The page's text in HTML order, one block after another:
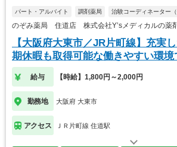
パート・アルバイト 調剤薬局 治験コーディネーター（
のぞみ薬局 住道店 株式会社Y’sメディカルの薬
【大阪府大東市／JR片町線】充実
期休暇も取得可能な働きやすい環境
給与 【時給】1,800円～2,000円
勤務地 大阪府 大東市
アクセス ＪＲ片町線 住道駅